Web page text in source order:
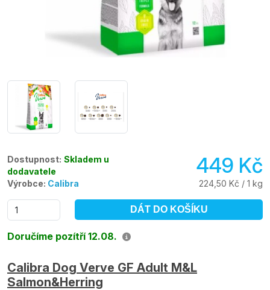
Dostupnost: Skladem u
dodavatele
Výrobce: Calibra
449 Kč
224,50 Kč / 1 kg
DÁT DO KOŠÍKU
Doručíme pozítří 12.08.
Calibra Dog Verve GF Adult M&L
Salmon&Herring